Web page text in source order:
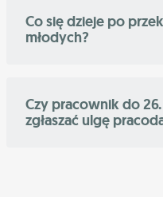
Co się dzieje po
młodych?
Czy pracownik do
zgłaszać ulgę